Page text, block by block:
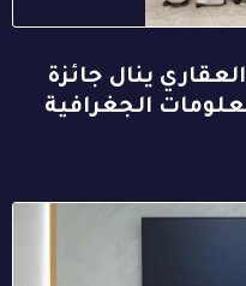
ينال جائزة
الجغرافية